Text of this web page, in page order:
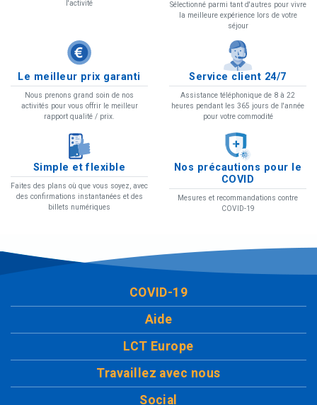
l'activité
Sélectionné parmi tant d'autres pour vivre
la meilleure expérience lors de votre
séjour
Le meilleur prix garanti
Nous prenons grand soin de nos
activités pour vous offrir le meilleur
rapport qualité / prix.
Service client 24/7
Assistance téléphonique de 8 à 22
heures pendant les 365 jours de l'année
pour votre commodité
Simple et flexible
Faites des plans où que vous soyez, avec
des confirmations instantanées et des
billets numériques
Nos précautions pour le
COVID
Mesures et recommandations contre
COVID-19
COVID-19
Aide
LCT Europe
Travaillez avec nous
Social